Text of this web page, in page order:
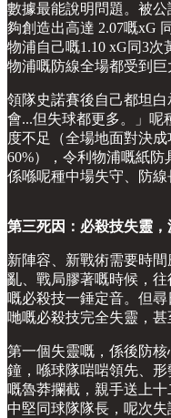
數據最能說明問題。被
夠創造出高達 2.07嘅xG
物浦自己嘅1.10 xG同3
物浦嘅防線全場都受到巨
領隊史諾賽後自己都坦
會...但失球都更多。」呢
度不足（全場地面對決
60%），令利物浦嘅紙
係喺呢種中場失守、防線
第三死因：必殺技失靈
新陣容、新戰術需要時
亂、戰局膠著嘅時候，
嘅必殺技一錘定音。但
哋嘅必殺技完全失靈，甚
第一個失靈嘅，係後防
鐘，喺球隊啱啱領先、
嘅魯莽攔截，親手送上
中堅同球隊隊長，呢次